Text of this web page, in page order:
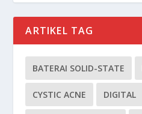
ARTIKEL TAG
BATERAI SOLID-STATE
CYSTIC ACNE DIGITAL